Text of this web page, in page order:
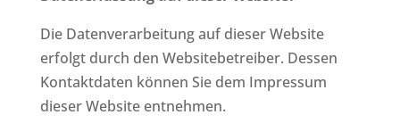
Die Datenverarbeitung auf dieser Website
erfolgt durch den Websitebetreiber. Dessen
Kontaktdaten können Sie dem Impressum
dieser Website entnehmen.